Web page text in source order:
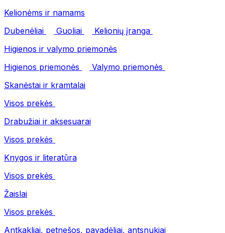
Kelionėms ir namams
Dubenėliai
Guoliai
Kelionių įranga
Higienos ir valymo priemonės
Higienos priemonės
Valymo priemonės
Skanėstai ir kramtalai
Visos prekės
Drabužiai ir aksesuarai
Visos prekės
Knygos ir literatūra
Visos prekės
Žaislai
Visos prekės
Antkakliai, petnešos, pavadėliai, antsnukiai